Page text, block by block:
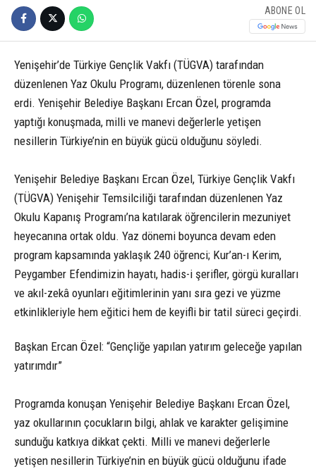
ABONE OL
Yenişehir’de Türkiye Gençlik Vakfı (TÜGVA) tarafından
düzenlenen Yaz Okulu Programı, düzenlenen törenle sona
erdi. Yenişehir Belediye Başkanı Ercan Özel, programda
yaptığı konuşmada, milli ve manevi değerlerle yetişen
nesillerin Türkiye’nin en büyük gücü olduğunu söyledi.
Yenişehir Belediye Başkanı Ercan Özel, Türkiye Gençlik Vakfı
(TÜGVA) Yenişehir Temsilciliği tarafından düzenlenen Yaz
Okulu Kapanış Programı’na katılarak öğrencilerin mezuniyet
heyecanına ortak oldu. Yaz dönemi boyunca devam eden
program kapsamında yaklaşık 240 öğrenci; Kur’an-ı Kerim,
Peygamber Efendimizin hayatı, hadis-i şerifler, görgü kuralları
ve akıl-zekâ oyunları eğitimlerinin yanı sıra gezi ve yüzme
etkinlikleriyle hem eğitici hem de keyifli bir tatil süreci geçirdi.
Başkan Ercan Özel: “Gençliğe yapılan yatırım geleceğe yapılan
yatırımdır”
Programda konuşan Yenişehir Belediye Başkanı Ercan Özel,
yaz okullarının çocukların bilgi, ahlak ve karakter gelişimine
sunduğu katkıya dikkat çekti. Milli ve manevi değerlerle
yetişen nesillerin Türkiye’nin en büyük gücü olduğunu ifade